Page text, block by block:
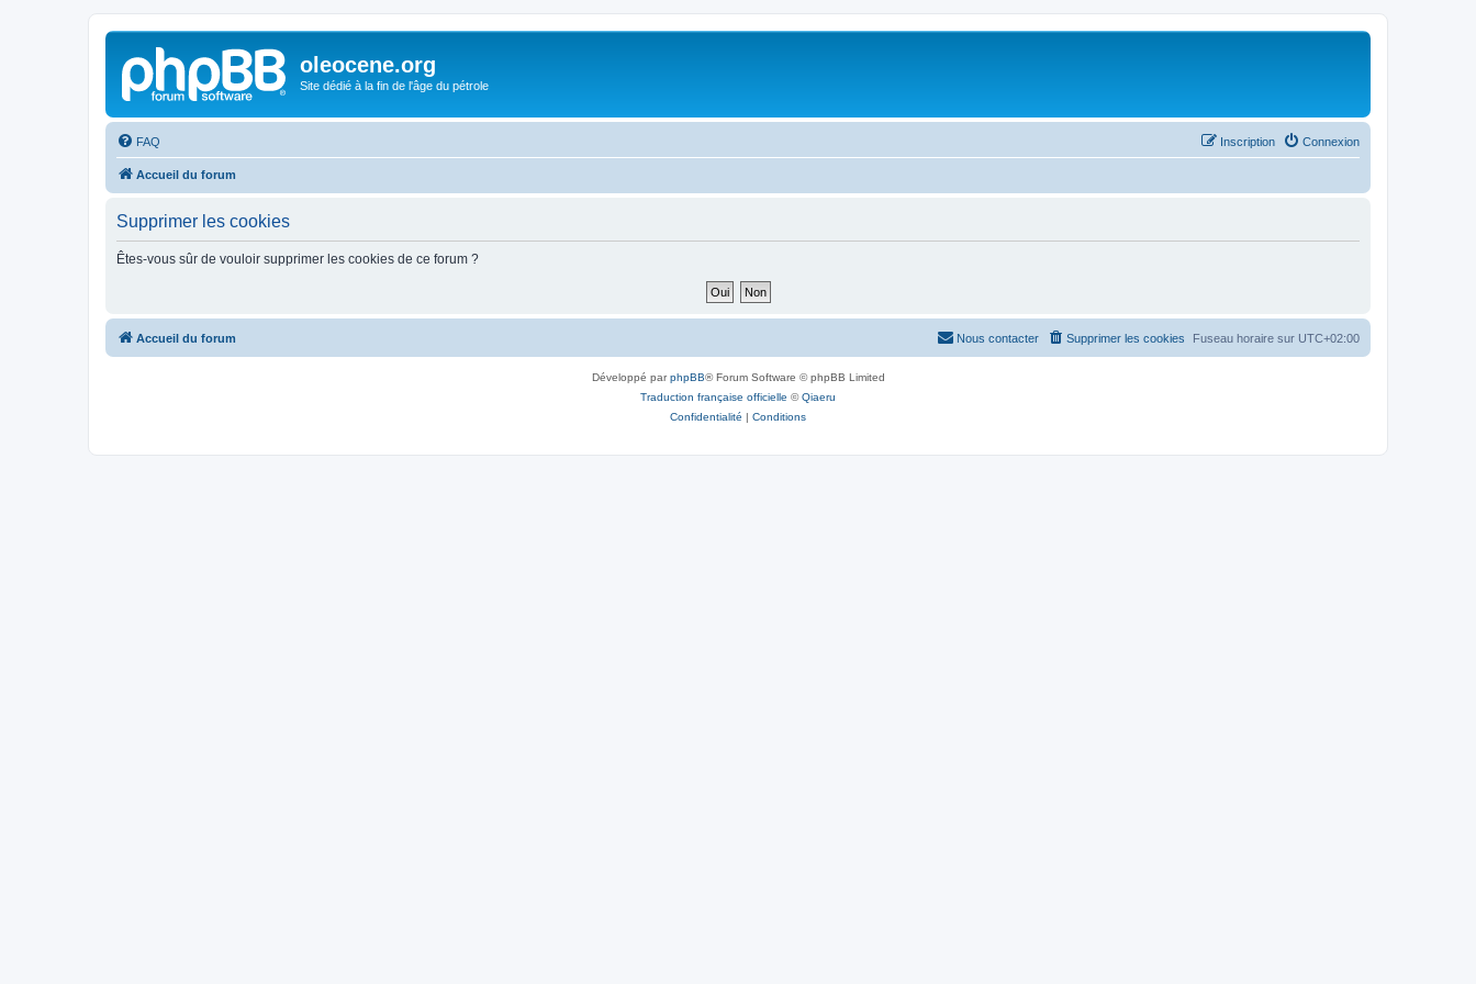
oleocene.org
Site dédié à la fin de l'âge du pétrole
FAQ Connexion
Inscription
Accueil du forum
Supprimer les cookies
Êtes-vous sûr de vouloir supprimer les cookies de ce forum ?
Accueil du forum Fuseau horaire sur UTC+02:00
Supprimer les cookies
Nous contacter
Développé parphpBB® Forum Software © phpBB Limited
Traduction française officielle ©Qiaeru
Confidentialité | Conditions